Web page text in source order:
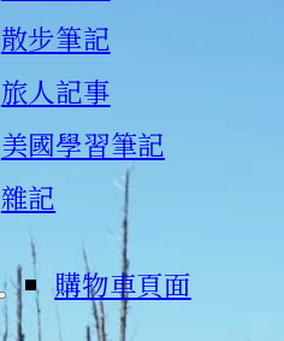
散步筆記
旅人記事
美國學習筆記
雜記
購物車頁面